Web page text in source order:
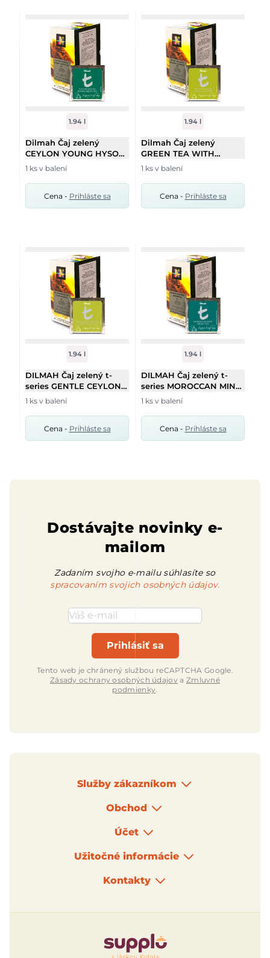
1.94 l
Dilmah Čaj zelený
CEYLON YOUNG HYSON
GREEN TEA T Lux sáček
1 ks v balení
Cena - Prihláste sa
1.94 l
Dilmah Čaj zelený
GREEN TEA WITH
JASMINE FLOWERS T
1 ks v balení
Cena - Prihláste sa
1.94 l
DILMAH Čaj zelený t-
series GENTLE CEYLON
LYCHEE T Lux sáček HB
1 ks v balení
Cena - Prihláste sa
1.94 l
DILMAH Čaj zelený t-
series MOROCCAN MINT
T Lux sáček HB 50/2g
1 ks v balení
Cena - Prihláste sa
Dostávajte novinky e-
mailom
Zadaním svojho e-mailu súhlasíte so
spracovaním svojich osobných údajov.
Emailová adresa
Prihlásiť sa
Tento web je chránený službou reCAPTCHA Google.
Zásady ochrany osobných údajov a Zmluvné
podmienky.
Služby zákazníkom
Obchod
Účet
Užitočné informácie
Kontakty
Logo